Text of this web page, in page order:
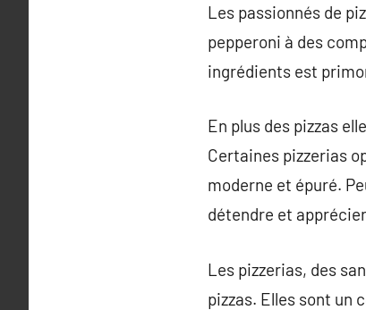
Les passionnés de
pepperoni à des
ingrédients est
En plus des pizzas
Certaines pizzerias
moderne et épuré.
détendre et
Les pizzerias, des
pizzas. Elles sont un